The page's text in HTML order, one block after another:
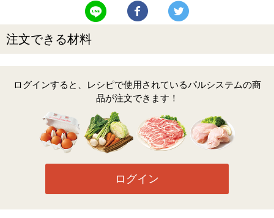
LINEで送る Facebookでシェアする
注文できる材料
ログインすると、レシピで使用されているパルシステムの商
品が注文できます！
ログイン